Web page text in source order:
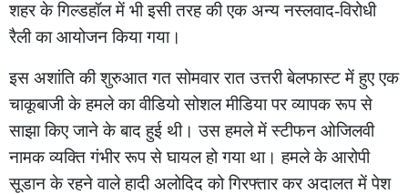
शहर के गिल्डहॉल में भी इसी तरह की एक अन्य नस्लवाद-विरोधी
रैली का आयोजन किया गया।
इस अशांति की शुरुआत गत सोमवार रात उत्तरी बेलफास्ट में हुए एक
चाकूबाजी के हमले का वीडियो सोशल मीडिया पर व्यापक रूप से
साझा किए जाने के बाद हुई थी। उस हमले में स्टीफन ओजिलवी
नामक व्यक्ति गंभीर रूप से घायल हो गया था। हमले के आरोपी
सूडान के रहने वाले हादी अलोदिद को गिरफ्तार कर अदालत में पेश